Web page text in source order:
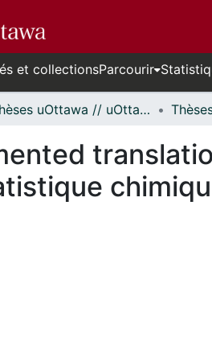
et collectionsParcourir
Thèses uOttawa // uOttawa Theses